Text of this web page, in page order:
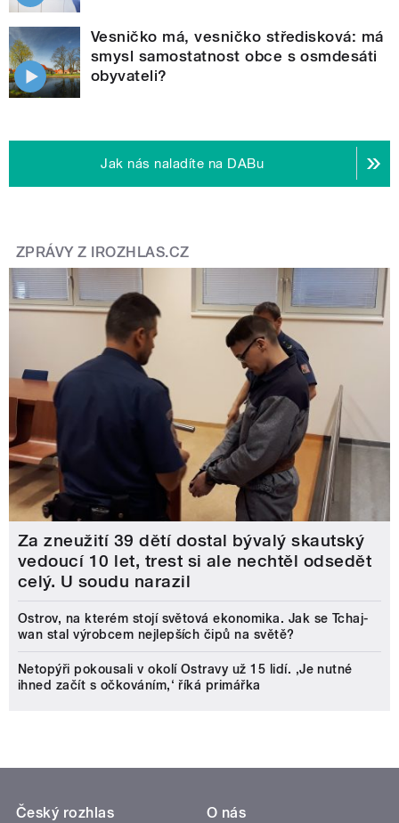
Vesničko má, vesničko středisková: má
smysl samostatnost obce s osmdesáti
obyvateli?
Jak nás naladíte na DABu
ZPRÁVY Z IROZHLAS.CZ
Za zneužití 39 dětí dostal bývalý skautský
vedoucí 10 let, trest si ale nechtěl odsedět
celý. U soudu narazil
Ostrov, na kterém stojí světová ekonomika. Jak se Tchaj-
wan stal výrobcem nejlepších čipů na světě?
Netopýři pokousali v okolí Ostravy už 15 lidí. ‚Je nutné
ihned začít s očkováním,‘ říká primářka
Český rozhlas
O nás